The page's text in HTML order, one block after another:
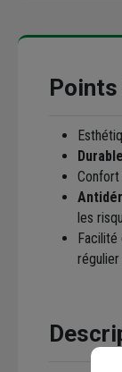
Confort
les
Facilité